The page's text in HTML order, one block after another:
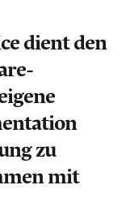
dient den
zu
mit